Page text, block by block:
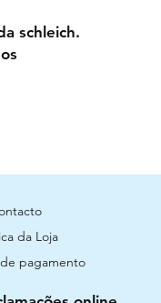
schleich.
da Loja
pagamento